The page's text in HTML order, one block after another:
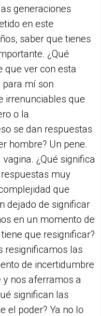
generaciones
en este
saber que tienes
¿Qué
que ver con esta
mí son
irrenunciables que
o la
se dan respuestas
hombre? Un pene.
¿Qué significa
muy
que
dejado de significar
en un momento de
que resignificar?
resignificamos las
de incertidumbre
nos aferramos a
significan las
el poder? Ya no lo